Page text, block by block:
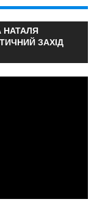
НАТАЛЯ
ЗАХІД